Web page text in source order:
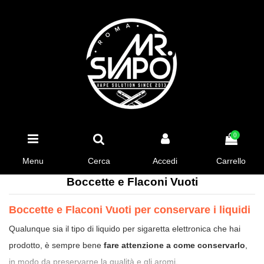
Menu Cerca Accedi
0
Carrello
Boccette e Flaconi Vuoti
Boccette e Flaconi Vuoti per conservare i liquidi
Qualunque sia il tipo di liquido per sigaretta elettronica che hai
prodotto, è sempre bene fare attenzione a come conservarlo
in modo da preservarne la qualità e gli aromi.